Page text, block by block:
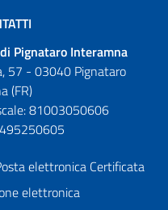
Pignataro Interamna
57 - 03040 Pignataro
(FR)
81003050606
elettronica Certificata
elettronica